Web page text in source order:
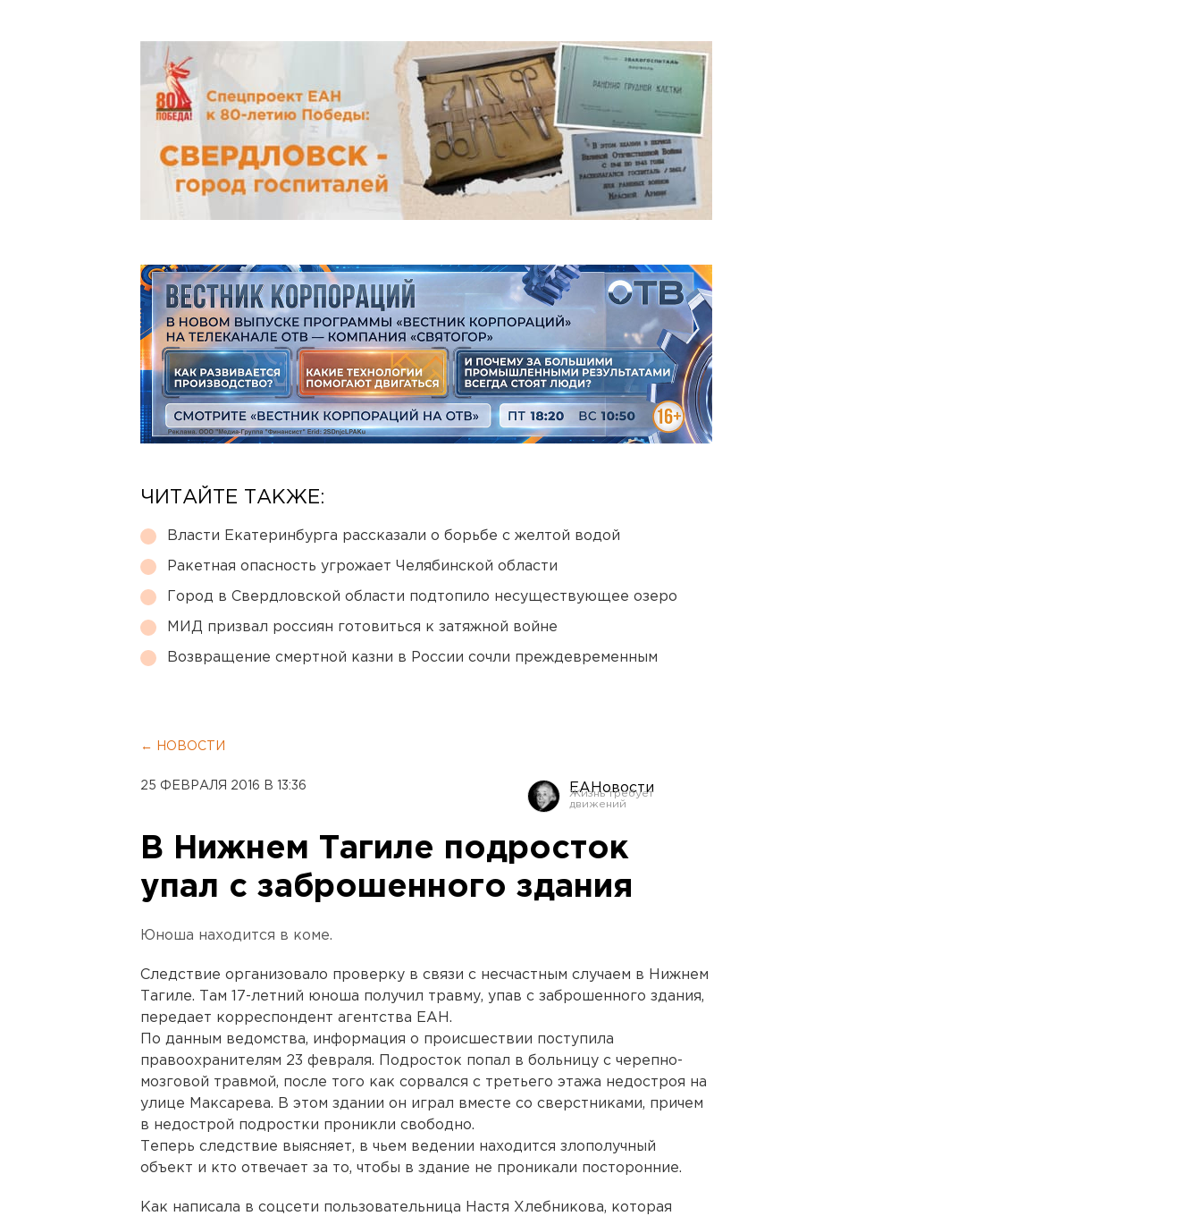
ЧИТАЙТЕ ТАКЖЕ:
Власти Екатеринбурга рассказали о борьбе с желтой водой
Ракетная опасность угрожает Челябинской области
Город в Свердловской области подтопило несуществующее озеро
МИД призвал россиян готовиться к затяжной войне
Возвращение смертной казни в России сочли преждевременным
← НОВОСТИ
25 ФЕВРАЛЯ 2016 В 13:36 ЕАНовости
В Нижнем Тагиле подросток
упал с заброшенного здания
Юноша находится в коме.
Следствие организовало проверку в связи с несчастным случаем в Нижнем
Тагиле. Там 17-летний юноша получил травму, упав с заброшенного здания,
передает корреспондент агентства ЕАН.
По данным ведомства, информация о происшествии поступила
правоохранителям 23 февраля. Подросток попал в больницу с черепно-
мозговой травмой, после того как сорвался с третьего этажа недостроя на
улице Максарева. В этом здании он играл вместе со сверстниками, причем
в недострой подростки проникли свободно.
Теперь следствие выясняет, в чьем ведении находится злополучный
объект и кто отвечает за то, чтобы в здание не проникали посторонние.
Как написала в соцсети пользовательница Настя Хлебникова, которая